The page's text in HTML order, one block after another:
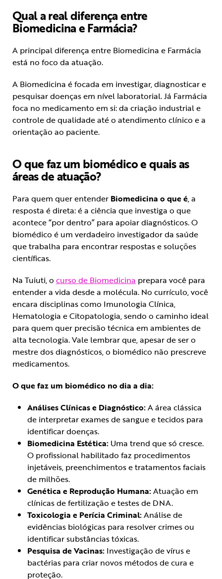
Qual a real diferença entre
Biomedicina e Farmácia?
A principal diferença entre Biomedicina e Farmácia
está no foco da atuação.
A Biomedicina é focada em investigar, diagnosticar e
pesquisar doenças em nível laboratorial. Já Farmácia
foca no medicamento em si: da criação industrial e
controle de qualidade até o atendimento clínico e a
orientação ao paciente.
O que faz um biomédico e quais as
áreas de atuação?
Para quem quer entender Biomedicina o que é, a
resposta é direta: é a ciência que investiga o que
acontece “por dentro” para apoiar diagnósticos. O
biomédico é um verdadeiro investigador da saúde
que trabalha para encontrar respostas e soluções
científicas.
Na Tuiuti, o curso de Biomedicina prepara você para
entender a vida desde a molécula. No currículo, você
encara disciplinas como Imunologia Clínica,
Hematologia e Citopatologia, sendo o caminho ideal
para quem quer precisão técnica em ambientes de
alta tecnologia. Vale lembrar que, apesar de ser o
mestre dos diagnósticos, o biomédico não prescreve
medicamentos.
O que faz um biomédico no dia a dia:
Análises Clínicas e Diagnóstico:A área clássica
de interpretar exames de sangue e tecidos para
identificar doenças.
Biomedicina Estética: Uma trend que só cresce.
O profissional habilitado faz procedimentos
injetáveis, preenchimentos e tratamentos faciais
de milhões.
Genética e Reprodução Humana:Atuação em
clínicas de fertilização e testes de DNA.
Toxicologia e Perícia Criminal:Análise de
evidências biológicas para resolver crimes ou
identificar substâncias tóxicas.
Pesquisa de Vacinas: Investigação de vírus e
bactérias para criar novos métodos de cura e
proteção.